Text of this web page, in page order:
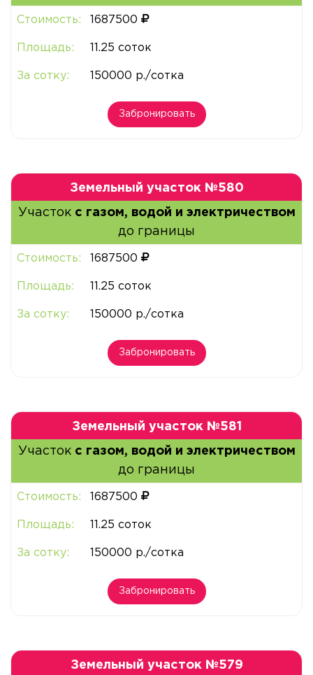
Стоимость: 1687500
Площадь: 11.25 соток
За сотку: 150000 р./сотка
Забронировать
Земельный участок №580
Участок с газом, водой и электричеством
до границы
Стоимость: 1687500
Площадь: 11.25 соток
За сотку: 150000 р./сотка
Забронировать
Земельный участок №581
Участок с газом, водой и электричеством
до границы
Стоимость: 1687500
Площадь: 11.25 соток
За сотку: 150000 р./сотка
Забронировать
Земельный участок №579